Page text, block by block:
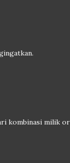
kombinasi milik